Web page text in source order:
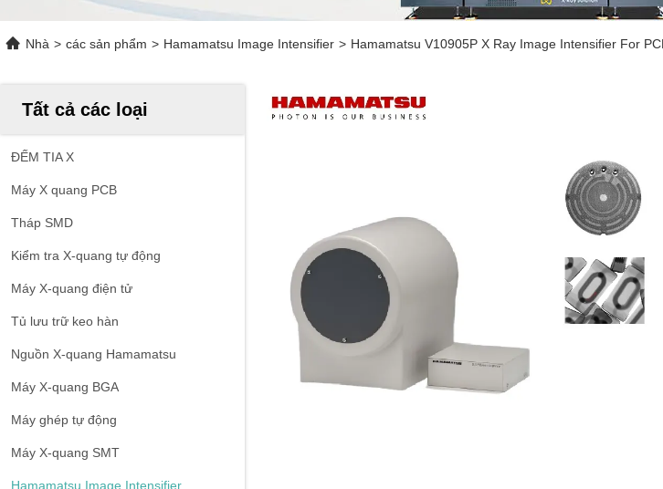
Nhà > các sản phẩm > Hamamatsu Image Intensifier > Hamamatsu V10905P X Ray Image Intensifier For
Tất cả các loại
ĐẾM TIA X
Máy X quang PCB
Tháp SMD
Kiểm tra X-quang tự động
Máy X-quang điện tử
Tủ lưu trữ keo hàn
Nguồn X-quang Hamamatsu
Máy X-quang BGA
Máy ghép tự động
Máy X-quang SMT
Hamamatsu Image Intensifier